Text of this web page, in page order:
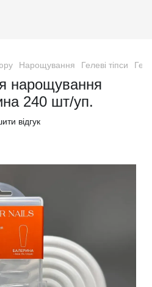
Нарощування Гелеві тіпси
нарощування
240 шт/уп.
відгук